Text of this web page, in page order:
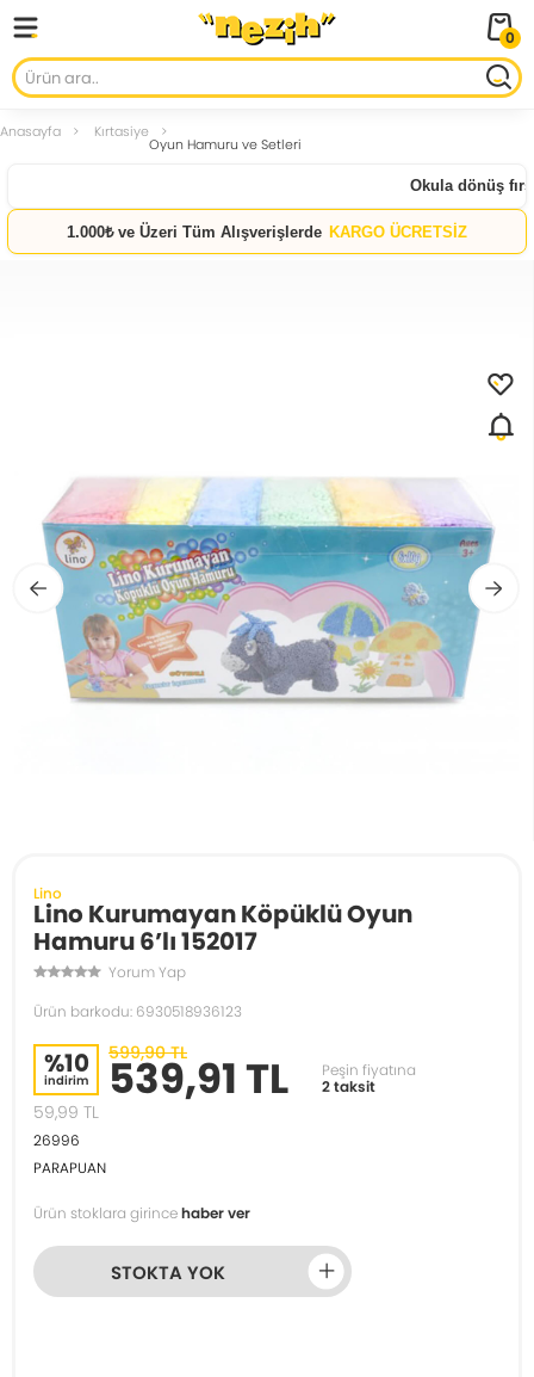
0
Anasayfa Kırtasiye
Oyun Hamuru ve Setleri
Okula dönüş
1.000₺ ve Üzeri Tüm Alışverişlerde KARGO ÜCRETSİZ
Lino
Lino Kurumayan Köpüklü Oyun
Hamuru 6’lı 152017
Yorum Yap
Ürün barkodu: 6930518936123
%10
indirim
599,90 TL
539,91 TL
Peşin fiyatına
2 taksit
59,99 TL
26996
PARAPUAN
Ürün stoklara girincehaber ver
STOKTA YOK